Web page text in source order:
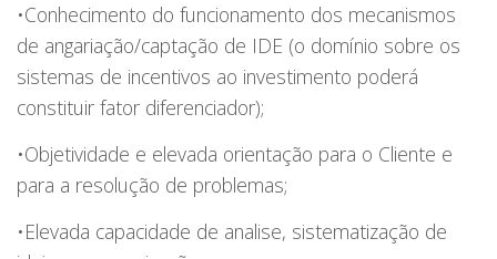
•Conhecimento do funcionamento dos mecanismos
de angariação/captação de IDE (o domínio sobre os
sistemas de incentivos ao investimento poderá
constituir fator diferenciador);
•Objetividade e elevada orientação para o Cliente e
para a resolução de problemas;
•Elevada capacidade de analise, sistematização de